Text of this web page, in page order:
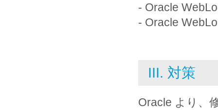
- Oracle
- Oracle
III. 対策
Oracle より、